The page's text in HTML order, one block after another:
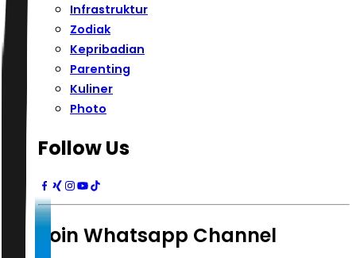
Infrastruktur
Zodiak
Kepribadian
Parenting
Kuliner
Photo
Follow Us
Join Whatsapp Channel